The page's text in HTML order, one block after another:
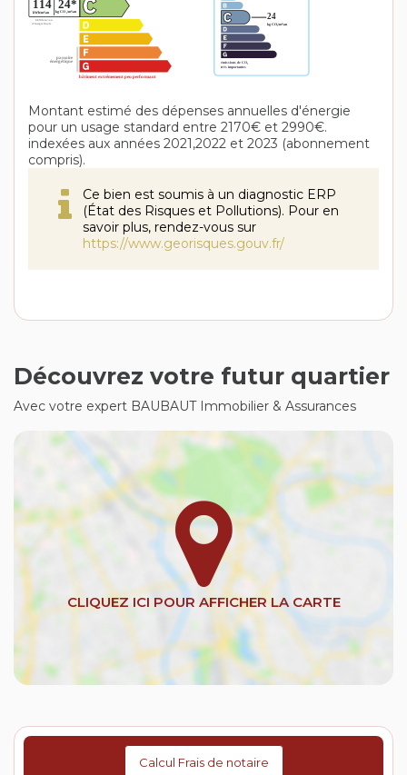
Montant estimé des dépenses annuelles d'énergie
pour un usage standard entre 2170€ et 2990€.
indexées aux années 2021,2022 et 2023 (abonnement
compris).
Ce bien est soumis à un diagnostic ERP
(État des Risques et Pollutions). Pour en
savoir plus, rendez-vous sur
https://www.georisques.gouv.fr/
Découvrez votre futur quartier
Avec votre expert BAUBAUT Immobilier & Assurances
Calcul Frais de notaire